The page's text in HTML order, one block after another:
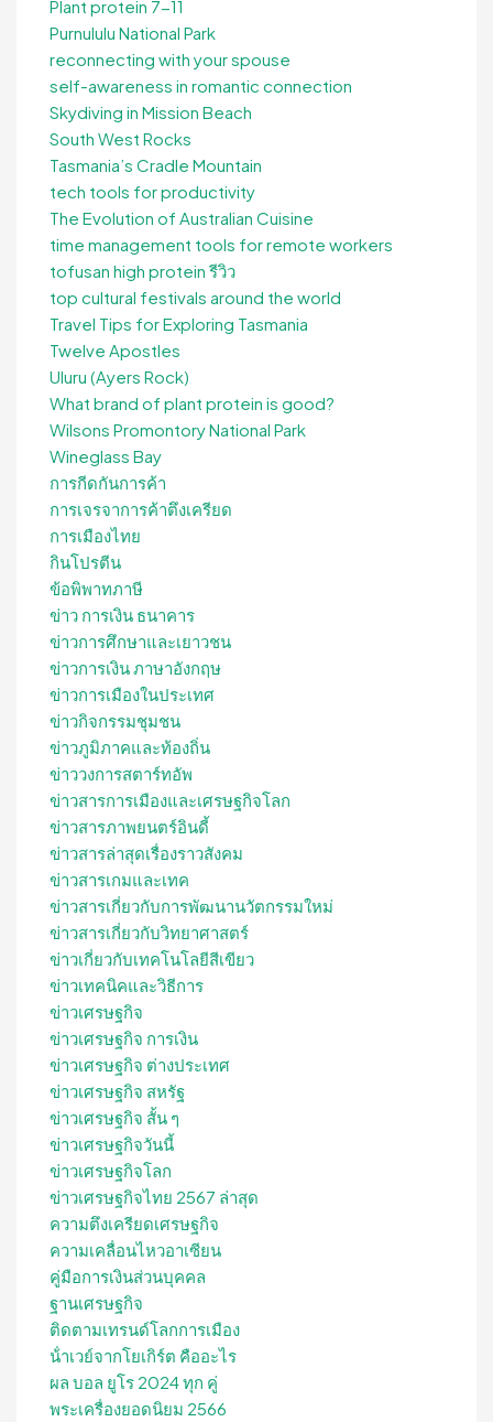
Plant protein 7-11
Purnululu National Park
reconnecting with your spouse
self-awareness in romantic connection
Skydiving in Mission Beach
South West Rocks
Tasmania’s Cradle Mountain
tech tools for productivity
The Evolution of Australian Cuisine
time management tools for remote workers
tofusan high protein รีวิว
top cultural festivals around the world
Travel Tips for Exploring Tasmania
Twelve Apostles
Uluru (Ayers Rock)
What brand of plant protein is good?
Wilsons Promontory National Park
Wineglass Bay
การกีดกันการค้า
การเจรจาการค้าตึงเครียด
การเมืองไทย
กินโปรตีน
ข้อพิพาทภาษี
ข่าว การเงิน ธนาคาร
ข่าวการศึกษาและเยาวชน
ข่าวการเงิน ภาษาอังกฤษ
ข่าวการเมืองในประเทศ
ข่าวกิจกรรมชุมชน
ข่าวภูมิภาคและท้องถิ่น
ข่าววงการสตาร์ทอัพ
ข่าวสารการเมืองและเศรษฐกิจโลก
ข่าวสารภาพยนตร์อินดี้
ข่าวสารล่าสุดเรื่องราวสังคม
ข่าวสารเกมและเทค
ข่าวสารเกี่ยวกับการพัฒนานวัตกรรมใหม่
ข่าวสารเกี่ยวกับวิทยาศาสตร์
ข่าวเกี่ยวกับเทคโนโลยีสีเขียว
ข่าวเทคนิคและวิธีการ
ข่าวเศรษฐกิจ
ข่าวเศรษฐกิจ การเงิน
ข่าวเศรษฐกิจ ต่างประเทศ
ข่าวเศรษฐกิจ สหรัฐ
ข่าวเศรษฐกิจ สั้น ๆ
ข่าวเศรษฐกิจวันนี้
ข่าวเศรษฐกิจโลก
ข่าวเศรษฐกิจไทย 2567 ล่าสุด
ความตึงเครียดเศรษฐกิจ
ความเคลื่อนไหวอาเซียน
คู่มือการเงินส่วนบุคคล
ฐานเศรษฐกิจ
ติดตามเทรนด์โลกการเมือง
น้ําเวย์จากโยเกิร์ต คืออะไร
ผล บอล ยูโร 2024 ทุก คู่
พระเครื่องยอดนิยม 2566